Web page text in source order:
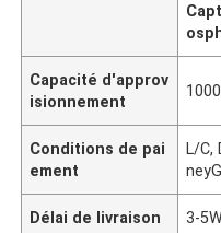
Capacité d'approv
isionnement
Conditions de pai
ement
L/C,
Délai de livraison 3-